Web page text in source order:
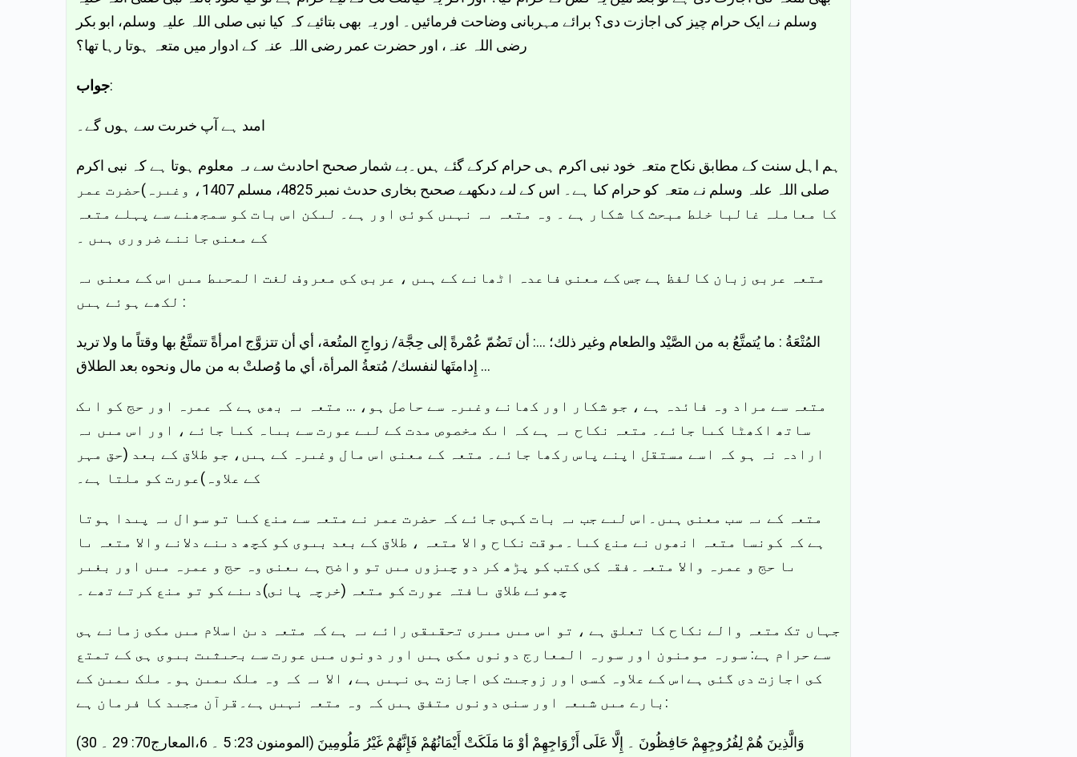
وسلم نے ایک حرام چیز کی اجازت دی؟ برائے مہربانی وضاحت فرمائیں۔ اور یہ بھی بتائیے کہ کیا نبی صلی اللہ علیہ وسلم، ابو بکر
رضی اللہ عنہ، اور حضرت عمر رضی اللہ عنہ کے ادوار میں متعہ ہوتا رہا تھا؟
جواب:
امىد ہے آپ خىرىت سے ہوں گے۔
ہم اہل سنت کے مطابق نکاح متعہ خود نبى اکرم ہى حرام کرکے گئے ہىں۔بے شمار صحىح احادىث سے ىہ معلوم ہوتا ہے کہ نبى اکرم
صلى اللہ علىہ وسلم نے متعہ کو حرام کىا ہے۔ اس کے لىے دىکھىے صحىح بخارى حدىث نمبر 4825، مسلم 1407، وغىرہ)حضرت عمر
کا معاملہ غالبا خلط مبحث کا شکار ہے ۔ وہ متعہ ىہ نہىں کوئى اور ہے۔ لىکن اس بات کو سمجھنے سے پہلے متعہ
کے معنى جاننے ضرورى ہىں ۔
متعہ عربى زبان کالفظ ہے جس کے معنى فاعدہ اٹھانے کے ہىں ، عربى کى معروف لغت المحىط مىں اس کے معنى ىہ
لکھے ہوئے ہىں :
المُتْعَةُ : ما يُتمتَّعُ به من الصَّيْد والطعام وغير ذلك؛ …: أن تَضُمّ عُمْرةً إلى حِجَّة/ زواجِ المتُعة، أي أن تتزوَّج امرأةً تتمتَّعُ بها وقتاً ما ولا تريد
إِدامتَها لنفسك/ مُتعةُ المرأة، أي ما وُصلتْ به من مال ونحوه بعد الطلاق …
متعہ سے مراد وہ فائدہ ہے ، جو شکار اور کھانے وغىرہ سے حاصل ہو، … متعہ ىہ بھى ہے کہ عمرہ اور حج کو اىک
ساتھ اکھٹا کىا جائے۔ متعہ نکاح ىہ ہے کہ اىک مخصوص مدت کے لىے عورت سے بىاہ کىا جائے ، اور اس مىں ىہ
ارادہ نہ ہو کہ اسے مستقل اپنے پاس رکھا جائے۔ متعہ کے معنى اس مال وغىرہ کے ہىں، جو طلاق کے بعد (حق مہر
کے علاوہ)عورت کو ملتا ہے۔
متعہ کے ىہ سب معنى ہىں۔اس لىے جب ىہ بات کہى جائے کہ حضرت عمر نے متعہ سے منع کىا تو سوال ىہ پىدا ہوتا
ہے کہ کونسا متعہ انھوں نے منع کىا۔موقت نکاح والا متعہ ، طلاق کے بعد بىوى کو کچھ دىنے دلانے والا متعہ ىا
ىا حج و عمرہ والا متعہ۔فقہ کى کتب کو پڑھ کر دو چىزوں مىں تو واضح ہے ىعنى وہ حج و عمرہ مىں اور بغىر
چھوئے طلاق ىافتہ عورت کو متعہ (خرچہ پانى)دىنے کو تو منع کرتے تھے ۔
جہاں تک متعہ والے نکاح کا تعلق ہے ، تو اس مىں مىرى تحقىقى رائے ىہ ہے کہ متعہ دىن اسلام مىں مکى زمانے ہى
سے حرام ہے: سورہ مومنون اور سورہ المعارج دونوں مکى ہىں اور دونوں مىں عورت سے بحىثىت بىوى ہى کے تمتع
کى اجازت دى گئى ہےاس کے علاوہ کسى اور زوجىت کى اجازت ہى نہىں ہے، الا ىہ کہ وہ ملک ىمىن ہو۔ ملک ىمىن کے
بارے مىں شىعہ اور سنى دونوں متفق ہىں کہ وہ متعہ نہىں ہے۔قرآن مجىد کا فرمان ہے:
وَالَّذِينَ هُمْ لِفُرُوجِهِمْ حَافِظُونَ ۔ إِلَّا عَلَى أَزْوَاجِهِمْ أوْ مَا مَلَكَتْ أَيْمَانُهُمْ فَإِنَّهُمْ غَيْرُ مَلُومِينَ (المومنون 23: 5 ۔ 6،المعارج70: 29 ۔ 30)